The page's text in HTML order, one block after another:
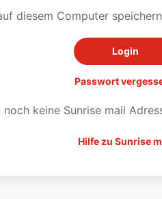
diesem Computer speichern
Passwort
noch keine Sunrise mail
Hilfe zu Sunrise